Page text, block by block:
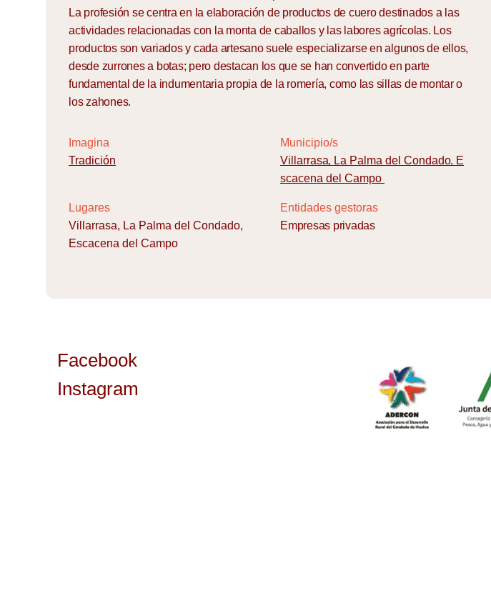
La profesión se centra en la elaboración de productos de cuero destinados a las
actividades relacionadas con la monta de caballos y las labores agrícolas. Los
productos son variados y cada artesano suele especializarse en algunos de ellos,
desde zurrones a botas; pero destacan los que se han convertido en parte
fundamental de la indumentaria propia de la romería, como las sillas de montar o
los zahones.
Imagina
Tradición
Municipio/s
Villarrasa La Palma del Condado E
scacena del Campo
Lugares
Villarrasa, La Palma del Condado,
Escacena del Campo
Entidades gestoras
Empresas privadas
Facebook
Instagram